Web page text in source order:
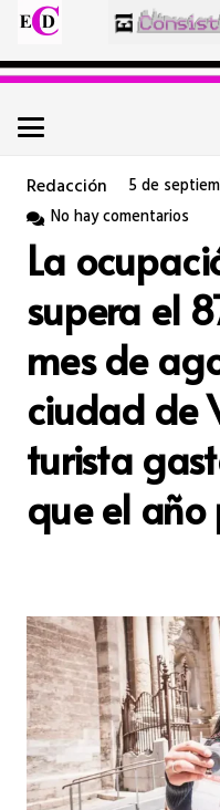
Redacción
5 de
No hay comentarios
La
supera el
mes de
ciudad de
turista
que el